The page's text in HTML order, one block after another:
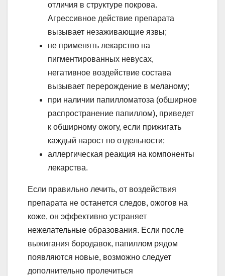
отличия в структуре покрова.
Агрессивное действие препарата
вызывает незаживающие язвы;
не применять лекарство на
пигментированных невусах,
негативное воздействие состава
вызывает перерождение в меланому;
при наличии папилломатоза (обширное
распространение папиллом), приведет
к обширному ожогу, если прижигать
каждый нарост по отдельности;
аллергическая реакция на компоненты
лекарства.
Если правильно лечить, от воздействия
препарата не останется следов, ожогов на
коже, он эффективно устраняет
нежелательные образования. Если после
выжигания бородавок, папиллом рядом
появляются новые, возможно следует
дополнительно пролечиться